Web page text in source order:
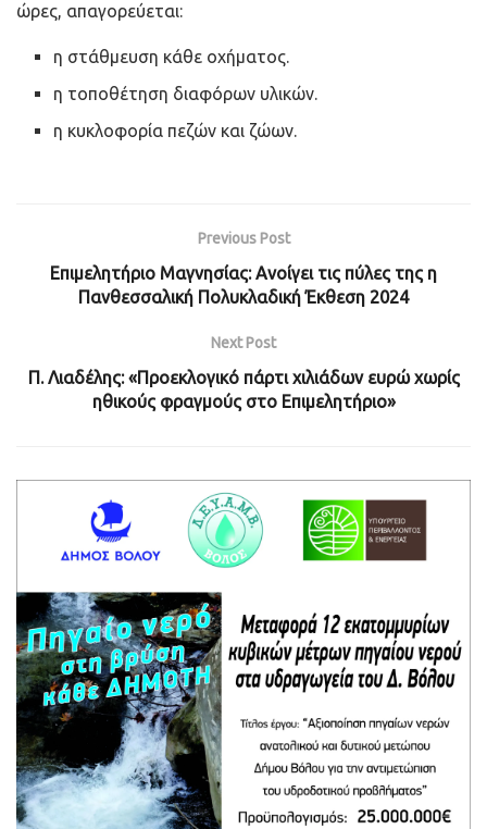
ώρες, απαγορεύεται:
η στάθμευση κάθε οχήματος.
η τοποθέτηση διαφόρων υλικών.
η κυκλοφορία πεζών και ζώων.
Previous Post
Επιμελητήριο Μαγνησίας: Ανοίγει τις πύλες της η
Πανθεσσαλική Πολυκλαδική Έκθεση 2024
Next Post
Π. Λιαδέλης: «Προεκλογικό πάρτι χιλιάδων ευρώ χωρίς
ηθικούς φραγμούς στο Επιμελητήριο»